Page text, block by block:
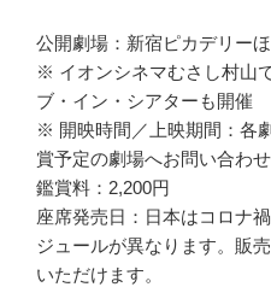
公開劇場：新宿ピカデリー
※ イオンシネマむさし村山
ブ・イン・シアターも開催
※ 開映時間／上映期間：各
賞予定の劇場へお問い合わせ
鑑賞料：2,200円
座席発売日：日本はコロナ
ジュールが異なります。販
いただけます。